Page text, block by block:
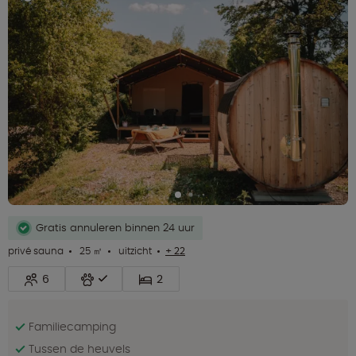
Gratis annuleren binnen 24 uur
privé sauna
25 ㎡ uitzicht + 22
6 2
Familiecamping
Tussen de heuvels